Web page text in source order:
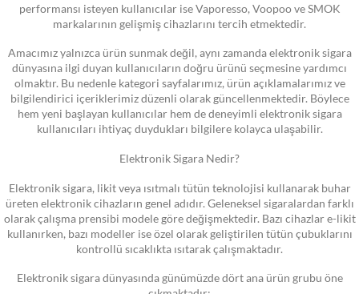
performansı isteyen kullanıcılar ise Vaporesso, Voopoo ve SMOK
markalarının gelişmiş cihazlarını tercih etmektedir.
Amacımız yalnızca ürün sunmak değil, aynı zamanda elektronik sigara
dünyasına ilgi duyan kullanıcıların doğru ürünü seçmesine yardımcı
olmaktır. Bu nedenle kategori sayfalarımız, ürün açıklamalarımız ve
bilgilendirici içeriklerimiz düzenli olarak güncellenmektedir. Böylece
hem yeni başlayan kullanıcılar hem de deneyimli elektronik sigara
kullanıcıları ihtiyaç duydukları bilgilere kolayca ulaşabilir.
Elektronik Sigara Nedir?
Elektronik sigara, likit veya ısıtmalı tütün teknolojisi kullanarak buhar
üreten elektronik cihazların genel adıdır. Geleneksel sigaralardan farklı
olarak çalışma prensibi modele göre değişmektedir. Bazı cihazlar e-likit
kullanırken, bazı modeller ise özel olarak geliştirilen tütün çubuklarını
kontrollü sıcaklıkta ısıtarak çalışmaktadır.
Elektronik sigara dünyasında günümüzde dört ana ürün grubu öne